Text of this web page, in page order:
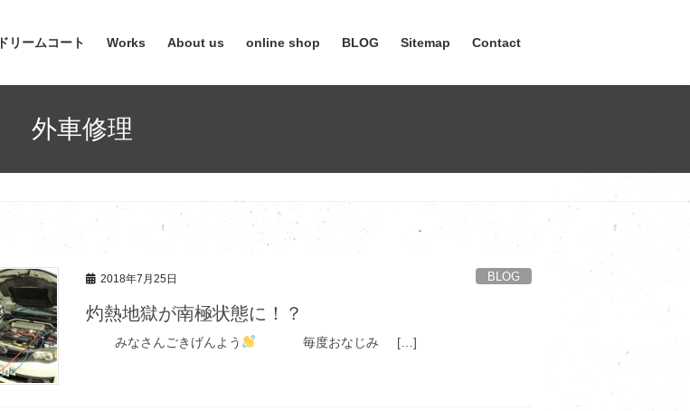
ドリームコート Works About us online shop BLOG Sitemap Contact
外車修理
2018年7月25日 BLOG
灼熱地獄が南極状態に！？
みなさんごきげんよう 毎度おなじみ […]